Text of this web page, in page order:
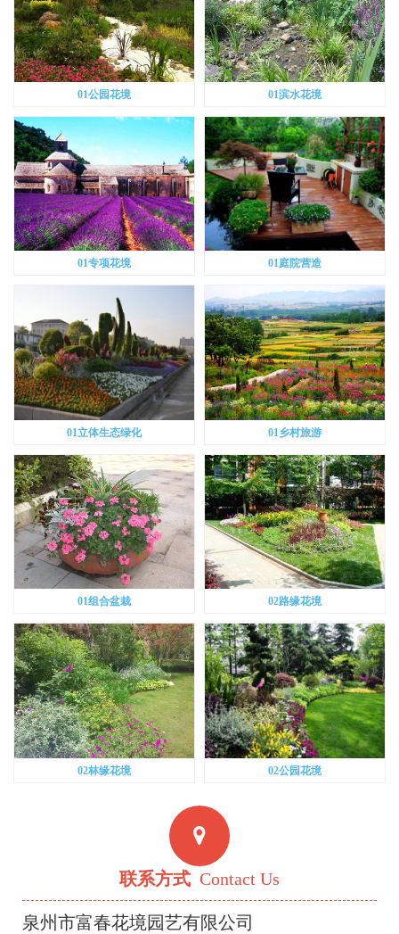
01公园花境 01滨水花境
01专项花境 01庭院营造
01立体生态绿化 01乡村旅游
01组合盆栽 02路缘花境
02林缘花境 02公园花境
联系方式 Contact Us
泉州市富春花境园艺有限公司